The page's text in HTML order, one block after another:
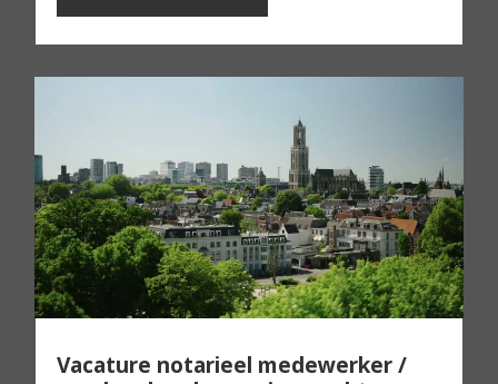
Vacature notarieel medewerker /